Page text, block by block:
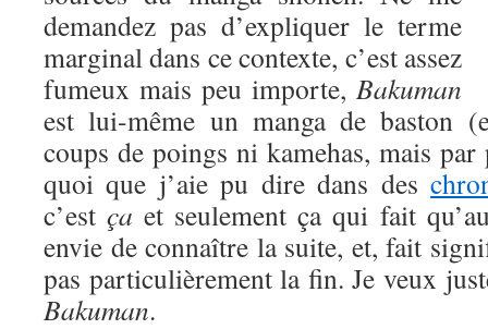
demandez pas d’expliquer le terme
marginal dans ce contexte, c’est assez
fumeux mais peu importe, Bakuman
est lui-même un manga de baston
coups de poings ni kamehas, mais
quoi que j’aie pu dire dans des
c’estça et seulement ça qui fait
envie de connaître la suite, et, fait
pas particulièrement la fin. Je veux
Bakuman.